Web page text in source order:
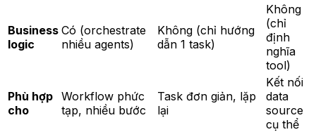
Business
logic
Có (orchestrate
nhiều agents)
Không (chỉ hướng
dẫn 1 task)
Không
(chỉ
định
nghĩa
tool)
Phù hợp
cho
Workflow phức
tạp, nhiều bước
Task đơn giản, lặp
lại
Kết nối
data
source
cụ thể